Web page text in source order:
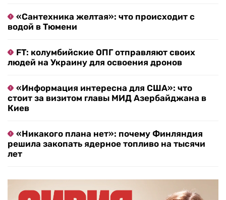
«Сантехника желтая»: что происходит с
водой в Тюмени
FT: колумбийские ОПГ отправляют своих
людей на Украину для освоения дронов
«Информация интересна для США»: что
стоит за визитом главы МИД Азербайджана в
Киев
«Никакого плана нет»: почему Финляндия
решила закопать ядерное топливо на тысячи
лет